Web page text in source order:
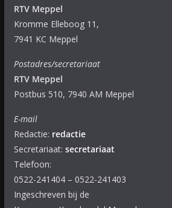
RTV Meppel
Kromme Elleboog 11,
7941 KC Meppel
Postadres/secretariaat
RTV Meppel
Postbus 510, 7940 AM Meppel
E-mail
Redactie: redactie
Secretariaat: secretariaat
Telefoon:
0522-241404 – 0522-241403
Ingeschreven bij de